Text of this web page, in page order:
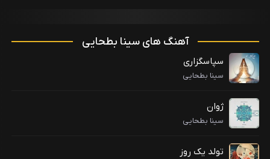
آهنگ های سینا بطحایی
سپاسگزاری
سینا بطحایی
ژوان
سینا بطحایی
تولد یک روز